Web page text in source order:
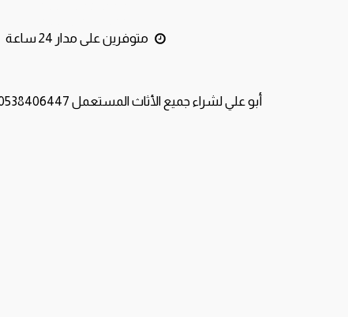
متوفرين على مدار 24 ساعة
أبو علي لشراء جميع الأثاث المستعمل 0538406447 تواصل معنا الان